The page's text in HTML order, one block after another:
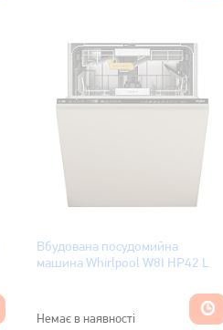
Вбудована посудомийна
машина Whirlpool W8I HP42 L
Немає в наявності